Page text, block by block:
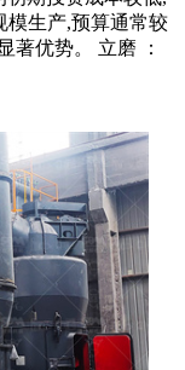
模生产,预算通常较
著优势。 立磨 ：